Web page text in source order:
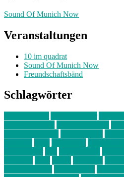
Sound Of Munich Now
Veranstaltungen
10 im quadrat
Sound Of Munich Now
Freundschaftsbänd
Schlagwörter